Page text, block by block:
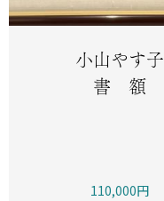
小山やす子
書 額
110,000円